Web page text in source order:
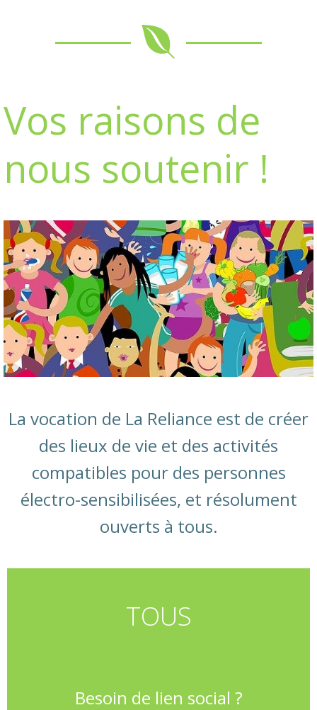
Vos raisons de
nous soutenir !
La vocation de La Reliance est de créer
des lieux de vie et des activités
compatibles pour des personnes
électro-sensibilisées, et résolument
ouverts à tous.
TOUS
Besoin de lien social ?